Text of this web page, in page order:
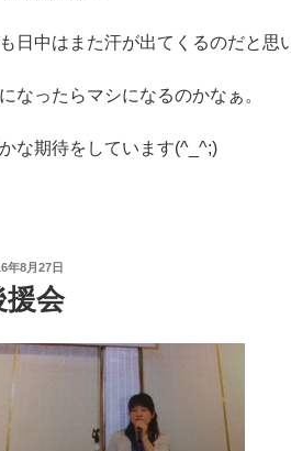
日中はまた汗が出てくるのだと思
なったらマシになるのかなぁ。
な期待をしています(^_^;)
年8月27日
援会